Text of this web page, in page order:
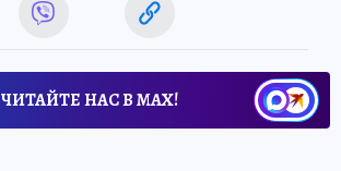
ЧИТАЙТЕ НАС В МАХ!